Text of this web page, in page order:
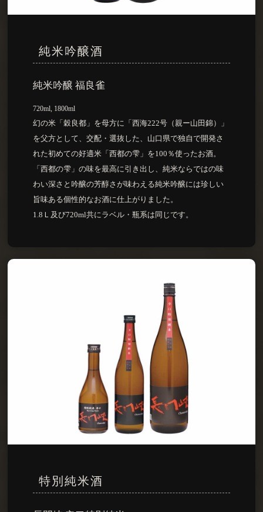
純米吟醸酒
純米吟醸 福良雀
720ml, 1800ml
幻の米「穀良都」を母方に「西海222号（親ー山田錦）」
を父方として、交配・選抜した、山口県で独自で開発さ
れた初めての好適米「西都の雫」を100％使ったお酒。
「西都の雫」の味を最高に引き出し、純米ならではの味
わい深さと吟醸の芳醇さが味わえる純米吟醸には珍しい
旨味ある個性的なお酒に仕上がりました。
1.8Ｌ及び720ml共にラベル・瓶系は同じです。
特別純米酒